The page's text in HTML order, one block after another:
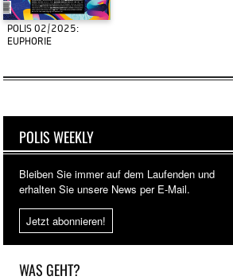
POLIS 02/2025:
EUPHORIE
POLIS WEEKLY
Bleiben Sie immer auf dem Laufenden und
erhalten Sie unsere News per E-Mail.
Jetzt abonnieren!
WAS GEHT?